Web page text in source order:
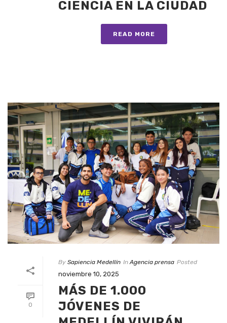
CIENCIA EN LA CIUDAD
READ MORE
0
By Sapiencia Medellín In Agencia prensa Posted
noviembre 10, 2025
MÁS DE 1.000
JÓVENES DE